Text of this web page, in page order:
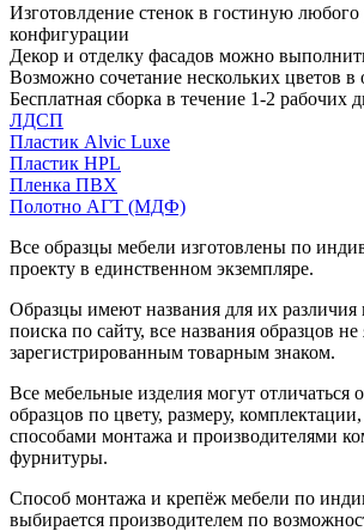
Изготовлдение стенок в гостиную любого
конфигурации
Декор и отделку фасадов можно
Возможно сочетание нескольких цветов в
Бесплатная сборка в течение 1-2 рабочих
ЛДСП
Пластик Alvic Luxe
Пластик HPL
Пленка ПВХ
Полотно АГТ (МДФ)
Все образцы мебели изготовлены по
проекту в единственном экземпляре.
Образцы имеют названия для их различия
поиска по сайту, все названия образцов не
зарегистрированным товарным знаком.
Все мебельные изделия могут отличаться
образцов по цвету, размеру,
способами монтажа и производителями
фурнитуры.
Способ монтажа и крепёж мебели по
выбирается производителем по